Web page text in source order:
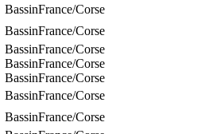
BassinFrance/Corse
BassinFrance/Corse
BassinFrance/Corse
BassinFrance/Corse
BassinFrance/Corse
BassinFrance/Corse
BassinFrance/Corse